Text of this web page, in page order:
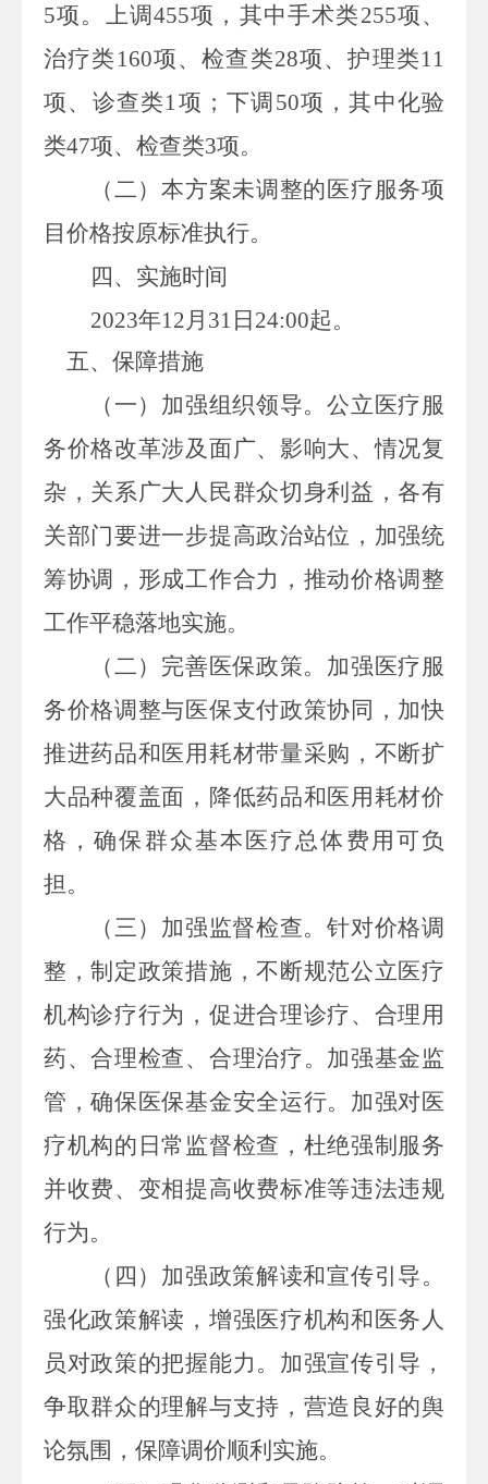
5项。上调455项，其中手术类255项、
治疗类160项、检查类28项、护理类11
项、诊查类1项；下调 50项，其中化验
类47项、检查类3项。
（二）本方案未调整的医疗服务项
目价格按原标准执行。
四、实施时间
2023年12月 31 日 24:00起。
五、保障措施
（一）加强组织领导。公立医疗服
务价格改革涉及面广、影响大、情况复
杂，关系广大人民群众切身利益，各有
关部门要进一步提高政治站位，加强统
筹协调，形成工作合力，推动价格调整
工作平稳落地实施。
（二）完善医保政策。 加强医疗服
务价格调整与医保支付政策协同，加快
推进药品和医用耗材带量采购，不断扩
大品种覆盖面，降低药品和医用耗材价
格，确保群众基本医疗总体费用可负
担。
（三）加强监督检查。针对价格调
整，制定政策措施，不断规范公立医疗
机构诊疗行为，促进合理诊疗、合理用
药、合理检查、合理治疗。加强基金监
管，确保医保基金安全运行。加强对医
疗机构的日常监督检查，杜绝强制服务
并收费、变相提高收费标准等违法违规
行为。
（四）加强政策解读和宣传引导。
强化政策解读，增强医疗机构和医务人
员对政策的把握能力。加强宣传引导，
争取群众的理解与支持，营造良好的舆
论氛围，保障调价顺利实施。